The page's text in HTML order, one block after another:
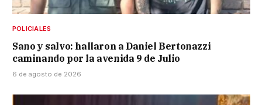
POLICIALES
Sano y salvo: hallaron a Daniel Bertonazzi
caminando por la avenida 9 de Julio
6 de agosto de 2026